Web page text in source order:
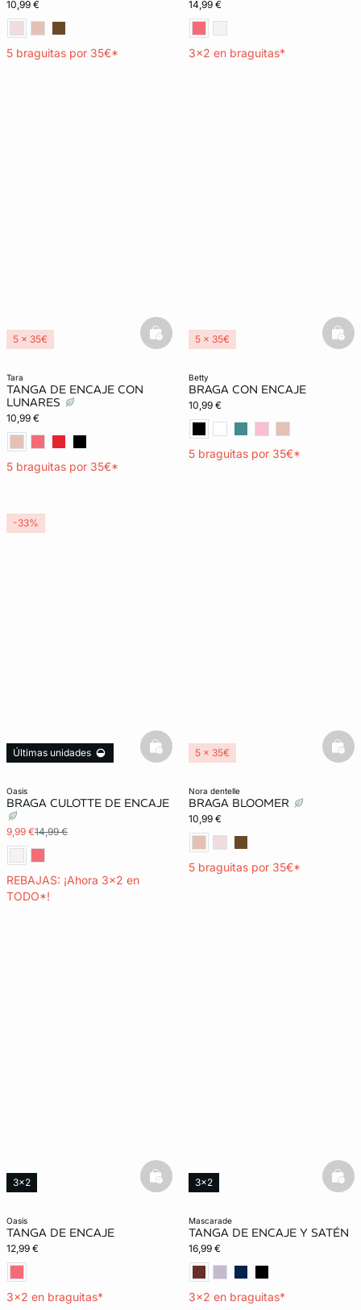
10,99 €
5 braguitas por 35€*
14,99 €
3x2 en braguitas*
tara
TANGA DE ENCAJE CON
LUNARES
10,99 €
5 braguitas por 35€*
5 x 35€ basketfull
betty
BRAGA CON ENCAJE
10,99 €
5 braguitas por 35€*
5 x 35€
oasis
BRAGA CULOTTE DE ENCAJE
9,99 €14,99 €
REBAJAS: ¡Ahora 3x2 en
TODO*!
Últimas unidades
basketfull
-33%
nora dentelle
BRAGA BLOOMER
10,99 €
5 braguitas por 35€*
5 x 35€
oasis
TANGA DE ENCAJE
12,99 €
3x2 en braguitas*
3x2 basketfull
mascarade
TANGA DE ENCAJE Y SATÉN
16,99 €
3x2 en braguitas*
3x2